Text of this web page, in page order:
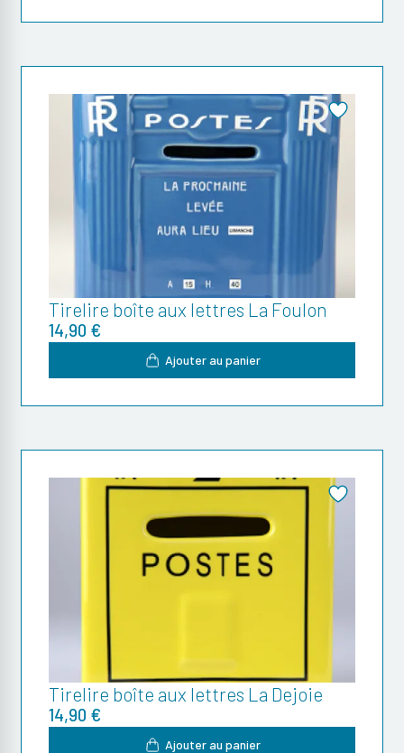
Tirelire boîte aux lettres La Foulon
14,90 €
Ajouter au panier
Tirelire boîte aux lettres La Dejoie
14,90 €
Ajouter au panier